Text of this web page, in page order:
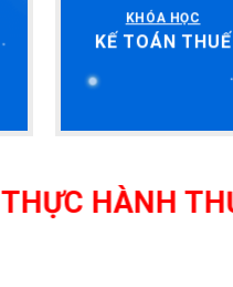
KHÓA HỌC
KẾ TOÁN THUẾ
HÀNH THỰC